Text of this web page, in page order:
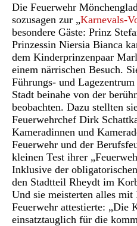
Die Feuerwehr
sozusagen zur „Karnevals-
besondere Gäste: Prinz
Prinzessin Niersia Bianca
dem Kinderprinzenpaar
einem närrischen Besuch.
Führungs- und
Stadt beinahe von der
beobachten. Dazu stellten
Feuerwehrchef Dirk
Kameradinnen und
Feuerwehr und der
kleinen Test ihrer
Inklusive der
den Stadtteil Rheydt im
Und sie meisterten alles
Feuerwehr attestierte: „Die
einsatztauglich für die